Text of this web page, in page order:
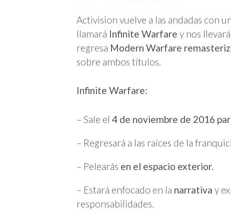
Activision vuelve a las andadas con
llamará Infinite Warfare y nos
regresa Modern Warfare
sobre ambos títulos.
Infinite Warfare:
– Sale el 4 de noviembre de 2016
– Regresará a las raíces de la
– Pelearás en el espacio exterior.
– Estará enfocado en la narrativa y
responsabilidades.